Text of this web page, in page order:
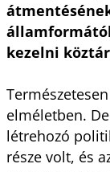
kezelni
elméletben.
létrehozó
része volt, és